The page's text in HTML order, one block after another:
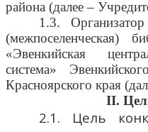
района (далее –
1.3.
(межпоселенческая)
«Эвенкийская
система»
Красноярского края
II.
2.1. Цель